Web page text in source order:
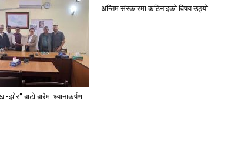
झोर” बाटो बारेमा ध्यानाकर्षण
अन्तिम संस्कारमा कठिनाइको विषय उठ्याे